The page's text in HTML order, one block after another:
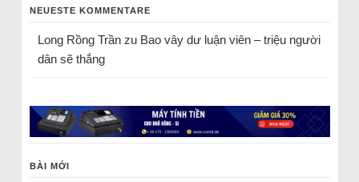
NEUESTE KOMMENTARE
Long Rồng Trầnzu Bao vây dư luận viên – triệu người
dân sẽ thắng
BÀI MỚI